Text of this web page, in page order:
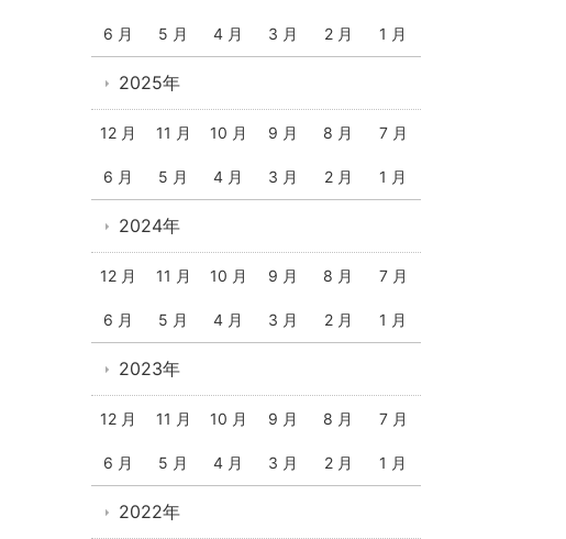
6 月 5 月 4 月 3 月 2 月 1 月
2025年
12 月 11 月 10 月 9 月 8 月 7 月
6 月 5 月 4 月 3 月 2 月 1 月
2024年
12 月 11 月 10 月 9 月 8 月 7 月
6 月 5 月 4 月 3 月 2 月 1 月
2023年
12 月 11 月 10 月 9 月 8 月 7 月
6 月 5 月 4 月 3 月 2 月 1 月
2022年